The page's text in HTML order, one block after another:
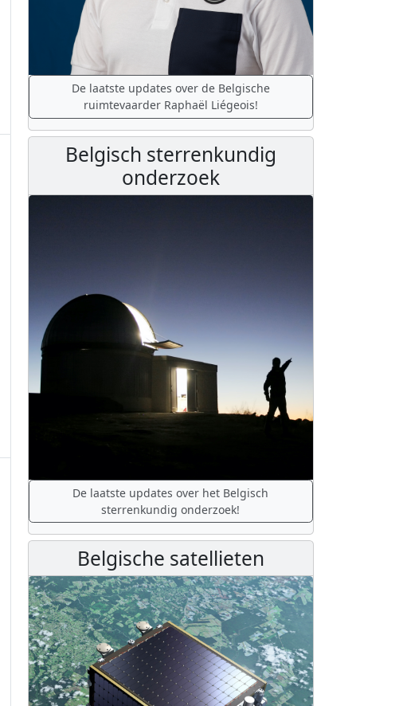
De laatste updates over de Belgische
ruimtevaarder Raphaël Liégeois!
Belgisch sterrenkundig
onderzoek
De laatste updates over het Belgisch
sterrenkundig onderzoek!
Belgische satellieten